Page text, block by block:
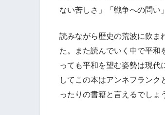
ない苦しさ」「戦争への問い
読みながら歴史の荒波に飲ま
た。また読んでいく中で平和
っても平和を望む姿勢は現代
してこの本はアンネフラン
ったりの書籍と言えるでしょ